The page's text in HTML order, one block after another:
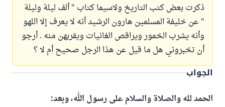
ذكرت بعض كتب التاريخ ولاسيما كتاب " ألف ليلة وليلة
" عن خليفة المسلمين هارون الرشيد أنه لا يعرف إلا اللهو
وأنه يشرب الخمور ويراقص الغانيات ويقربهن منه . أرجو
أن تخبروني هل ما قيل عن هذا الرجل صحيح أم لا ؟
الجواب
الحمد لله والصلاة والسلام على رسول الله، وبعد: